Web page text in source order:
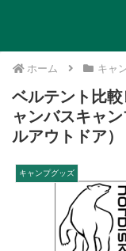
ホーム キャ
ベルテント比
ャンバスキャ
ルアウトドア）
キャンプグッズ